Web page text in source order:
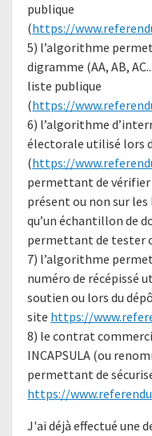
publique
(https://
5) l’algorithme
digramme (AA, AB,
liste publique
(https://
6) l’algorithme
électorale utilisé lors
(https://
permettant de
présent ou non sur
qu’un échantillon de
permettant de tester
7) l’algorithme
numéro de récépissé
soutien ou lors du
site https://
8) le contrat
INCAPSULA (ou
permettant de
https://
J'ai déjà effectué une